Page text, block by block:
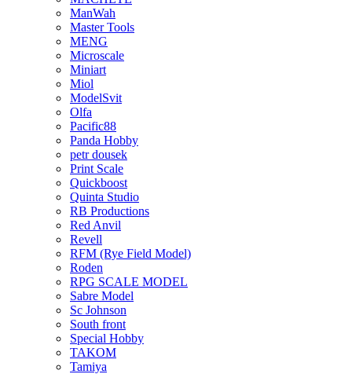
ManWah
Master Tools
MENG
Microscale
Miniart
Miol
ModelSvit
Olfa
Pacific88
Panda Hobby
petr dousek
Print Scale
Quickboost
Quinta Studio
RB Productions
Red Anvil
Revell
RFM (Rye Field Model)
Roden
RPG SCALE MODEL
Sabre Model
Sc Johnson
South front
Special Hobby
TAKOM
Tamiya